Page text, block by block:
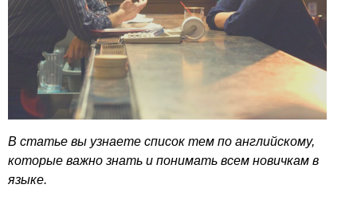
В статье вы узнаете список тем по английскому,
которые важно знать и понимать всем новичкам в
языке.